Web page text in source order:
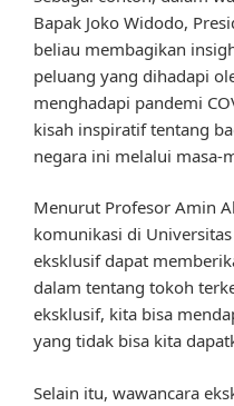
Bapak Joko Widodo,
beliau membagikan
peluang yang dihadapi
menghadapi pandemi
kisah inspiratif tentang
negara ini melalui masa-
Menurut Profesor Amin
komunikasi di
eksklusif dapat
dalam tentang tokoh
eksklusif, kita bisa
yang tidak bisa kita
Selain itu, wawancara